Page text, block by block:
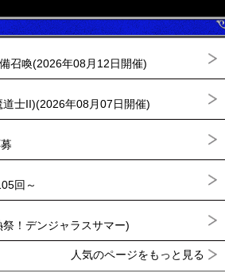
召喚(2026年08月12日開催)
士II)(2026年08月07日開催)
回～
祭！デンジャラスサマー)
人気のページをもっと見る